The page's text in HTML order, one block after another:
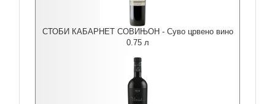
СТОБИ КАБАРНЕТ СОВИЊОН - Суво црвено вино
0.75 л